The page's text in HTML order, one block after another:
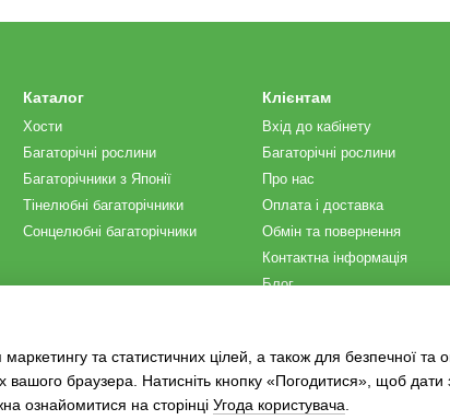
Каталог
Хости
Багаторічні рослини
Багаторічники з Японії
Тінелюбні багаторічники
Сонцелюбні багаторічники
Клієнтам
Вхід до кабінету
Багаторічні рослини
Про нас
Оплата і доставка
Обмін та повернення
Контактна інформація
Блог
та статистичних цілей, а також для безпечної та
браузера. Натисніть кнопку «Погодитися», щоб дати
ознайомитися на сторінці Угода користувача